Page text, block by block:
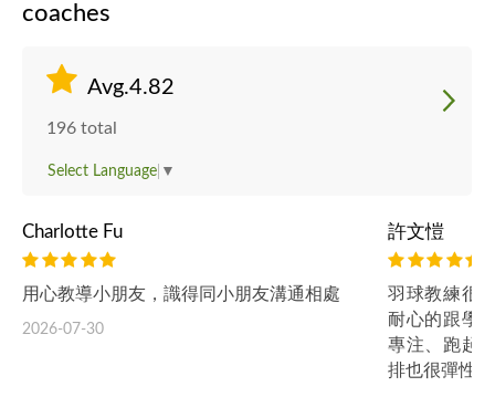
coaches
Avg.4.82
196 total
Select Language ▼
Charlotte Fu
用心教導小朋友，識得同小朋友溝通相處
2026-07-30
許文愷
羽球教練很
耐心的跟學
專注、跑起
排也很彈性。